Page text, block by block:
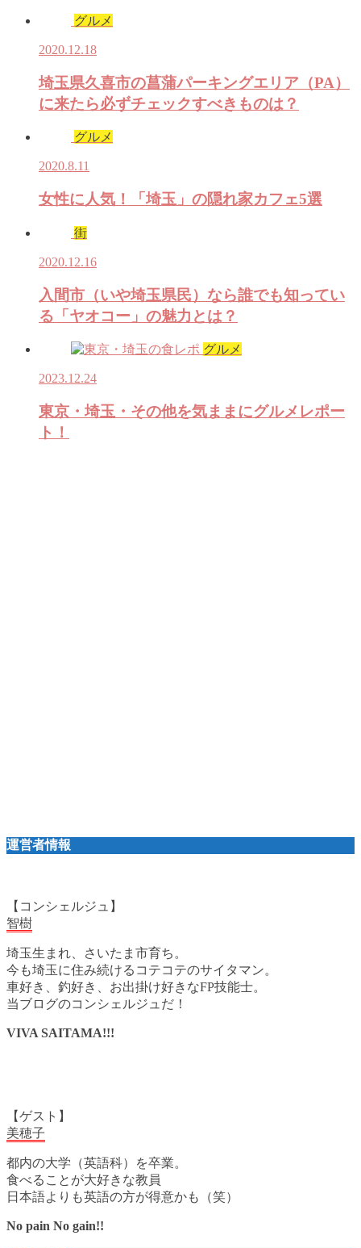
グルメ
2020.12.18
埼玉県久喜市の菖蒲パーキングエリア（PA）
に来たら必ずチェックすべきものは？
グルメ
2020.8.11
女性に人気！「埼玉」の隠れ家カフェ5選
街
2020.12.16
入間市（いや埼玉県民）なら誰でも知ってい
る「ヤオコー」の魅力とは？
グルメ
2023.12.24
東京・埼玉・その他を気ままにグルメレポー
ト！
運営者情報
【コンシェルジュ】
智樹
埼玉生まれ、さいたま市育ち。
今も埼玉に住み続けるコテコテのサイタマン。
車好き、釣好き、お出掛け好きなFP技能士。
当ブログのコンシェルジュだ！
VIVA SAITAMA!!!
【ゲスト】
美穂子
都内の大学（英語科）を卒業。
食べることが大好きな教員
日本語よりも英語の方が得意かも（笑）
No pain No gain!!